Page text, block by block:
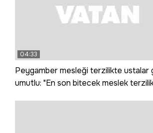
04:33
Peygamber mesleği terzilikte ustalar
umutlu: "En son bitecek meslek